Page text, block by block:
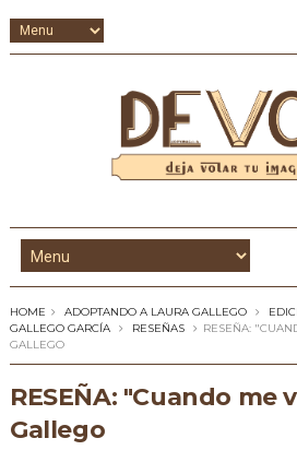
HOME ADOPTANDO A LAURA GALLEGO
GALLEGO GARCÍA
RESEÑAS
RESEÑA:
GALLEGO
RESEÑA: "Cuando me
Gallego